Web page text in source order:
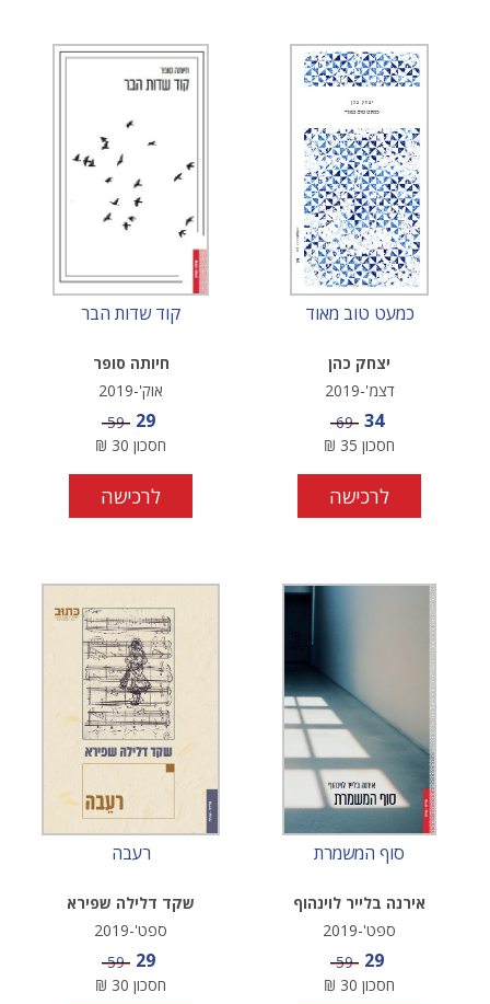
כמעט טוב מאוד
יצחק כהן
דצמ'-2019
מחיר מבצע
34 מחיר
69
חסכון 35
₪
לרכישה
קוד שדות הבר
חיותה סופר
אוק'-2019
מחיר מבצע
29 מחיר
59
חסכון 30
₪
לרכישה
סוף המשמרת
אירנה בלייר לוינהוף
ספט'-2019
מחיר מבצע
29 מחיר
59
חסכון 30
₪
רעבה
שקד דלילה שפירא
ספט'-2019
מחיר מבצע
29 מחיר
59
חסכון 30
₪